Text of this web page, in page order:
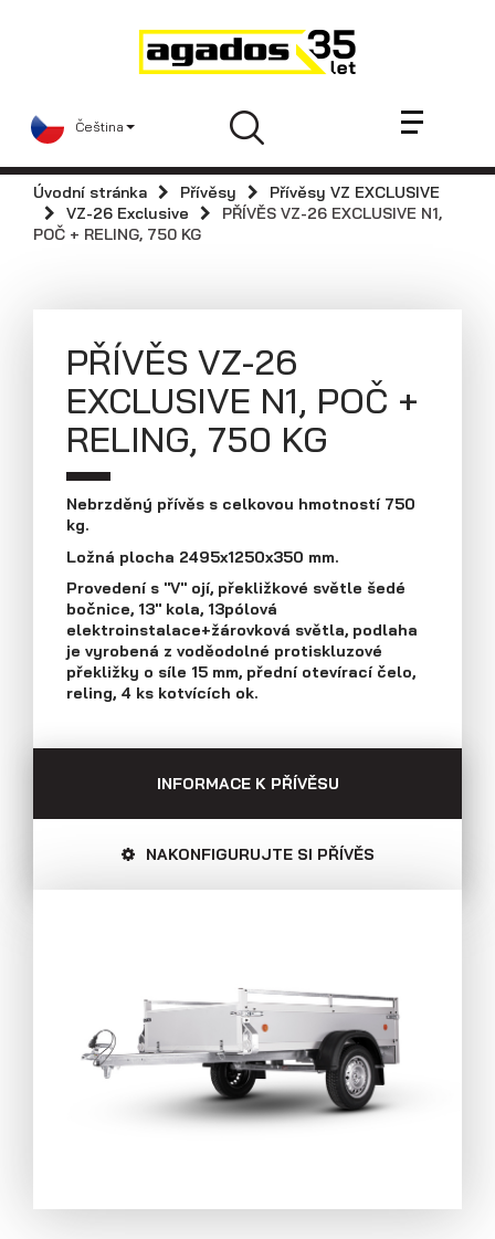
Čeština
Novinky a články
Prodejci
Kontakt
Videa
AGADOS
Skladové přívěsy
Praktické informace
Kariéra
Navštivte nás
Průmyslová 2081, 594 01 Velké Meziříčí
Tel: +420 566 653 311
Fax: +420 566 653 368
E-mail: obchod@agados.cz
Sledujte nás
AGA KIT
Přívěsy s koly vedle ložné plochy
(plechové bočnice)
Úvodní stránka Přívěsy
Přívěsy VZ EXCLUSIVE
VZ-26 Exclusive
PŘÍVĚS VZ-26 EXCLUSIVE N1,
POČ + RELING, 750 KG
PŘÍVĚS VZ-26
EXCLUSIVE N1, POČ +
RELING, 750 KG
Nebrzděný přívěs s celkovou hmotností 750
kg.
Ložná plocha 2495x1250x350 mm.
Provedení s "V" ojí, překližkové světle šedé
bočnice, 13" kola, 13pólová
elektroinstalace+žárovková světla, podlaha
je vyrobená z voděodolné protiskluzové
překližky o síle 15 mm, přední otevírací čelo,
reling, 4 ks kotvících ok.
INFORMACE K PŘÍVĚSU
NAKONFIGURUJTE SI PŘÍVĚS